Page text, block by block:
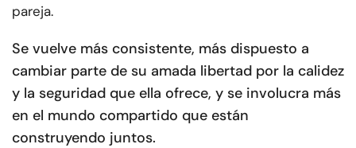
pareja.
Se vuelve más consistente, más dispuesto a
cambiar parte de su amada libertad por la calidez
y la seguridad que ella ofrece, y se involucra más
en el mundo compartido que están
construyendo juntos.